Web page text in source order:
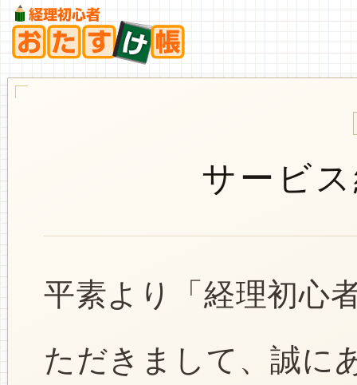
サービ
平素より「経理初心
ただきまして、誠に